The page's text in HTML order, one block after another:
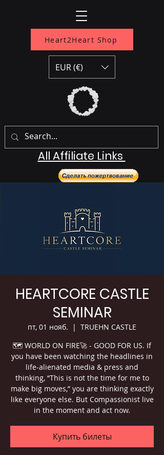
Heart2Heart Shop
All Affiliate Links
EUR (€)
HEARTCORE CASTLE
SEMINAR
пт, 01 нояб.
  |
TRUEHN CASTLE
🗺 WORLD ON FIRE🚀 - GOOD FOR US. If
you have been watching the headlines in
life-alienated media & press and
thinking, “This is not the time for me to
make big moves,” you are thinking exactly
like everyone else. But Compassionist live
in the moment and act now.
Купить билеты